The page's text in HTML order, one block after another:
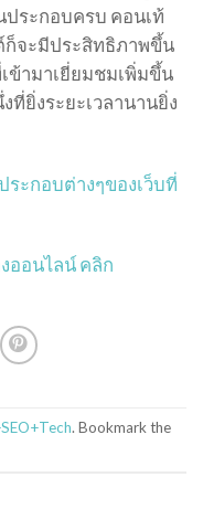
ระกอบครบ คอนเท้
ก็จะมีประสิทธิภาพขึ้น
ข้ามาเยี่ยมชมเพิ่มขึ้น
ที่ยิ่งระยะเวลานานยิ่ง
ระกอบต่างๆของเว็บที่
ออนไลน์ คลิก
. Bookmark the